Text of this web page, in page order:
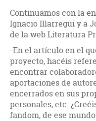
Continuamos con la
Ignacio Illarregui y a
de la web Literatura
-En el artículo en el
proyecto, hacéis
encontrar
aportaciones de
encerrados en sus
personales, etc.
fandom, de ese